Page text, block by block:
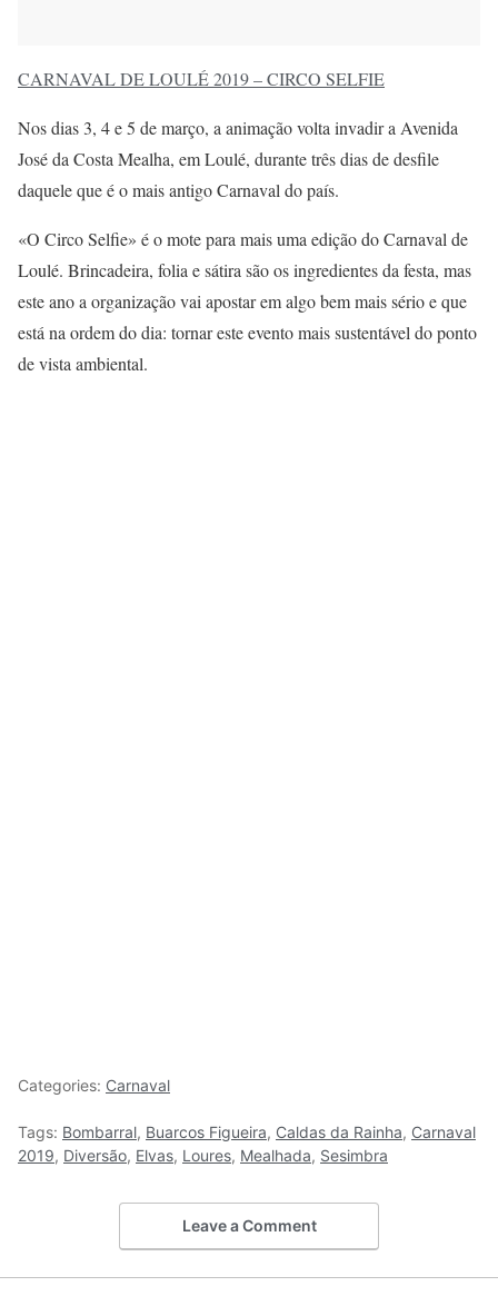
CARNAVAL DE LOULÉ 2019 – CIRCO SELFIE
Nos dias 3, 4 e 5 de março, a animação volta invadir a Avenida
José da Costa Mealha, em Loulé, durante três dias de desfile
daquele que é o mais antigo Carnaval do país.
«O Circo Selfie» é o mote para mais uma edição do Carnaval de
Loulé. Brincadeira, folia e sátira são os ingredientes da festa, mas
este ano a organização vai apostar em algo bem mais sério e que
está na ordem do dia: tornar este evento mais sustentável do ponto
de vista ambiental.
Categories: Carnaval
Tags: Bombarral, Buarcos Figueira, Caldas da Rainha, Carnaval
2019, Diversão, Elvas, Loures, Mealhada, Sesimbra
Leave a Comment